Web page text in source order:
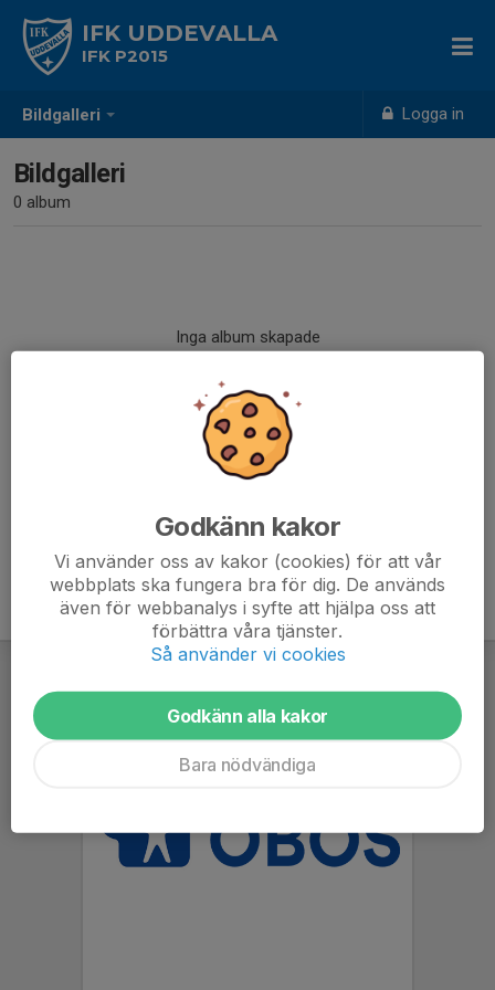
Bildgalleri Logga in
IFK UDDEVALLA
IFK P2015
Bildgalleri
0 album
Inga album skapade
Godkänn kakor
Vi använder oss av kakor (cookies) för att vår
webbplats ska fungera bra för dig. De används
även för webbanalys i syfte att hjälpa oss att
förbättra våra tjänster.
Så använder vi cookies
Godkänn alla kakor
Bara nödvändiga